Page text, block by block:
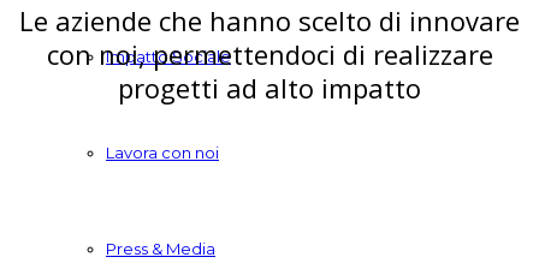
Impatto Sociale
Lavora con noi
Press & Media
Le aziende che hanno scelto di innovare
con noi, permettendoci di realizzare
progetti ad alto impatto